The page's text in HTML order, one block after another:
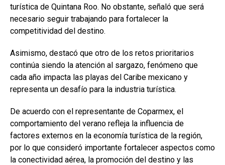
turística de Quintana Roo. No obstante, señaló que será
necesario seguir trabajando para fortalecer la
competitividad del destino.
Asimismo, destacó que otro de los retos prioritarios
continúa siendo la atención al sargazo, fenómeno que
cada año impacta las playas del Caribe mexicano y
representa un desafío para la industria turística.
De acuerdo con el representante de Coparmex, el
comportamiento del verano refleja la influencia de
factores externos en la economía turística de la región,
por lo que consideró importante fortalecer aspectos como
la conectividad aérea, la promoción del destino y las